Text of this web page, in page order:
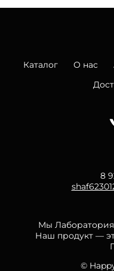
Каталог О нас
8
Мы Лаборатория
Наш продукт —
©